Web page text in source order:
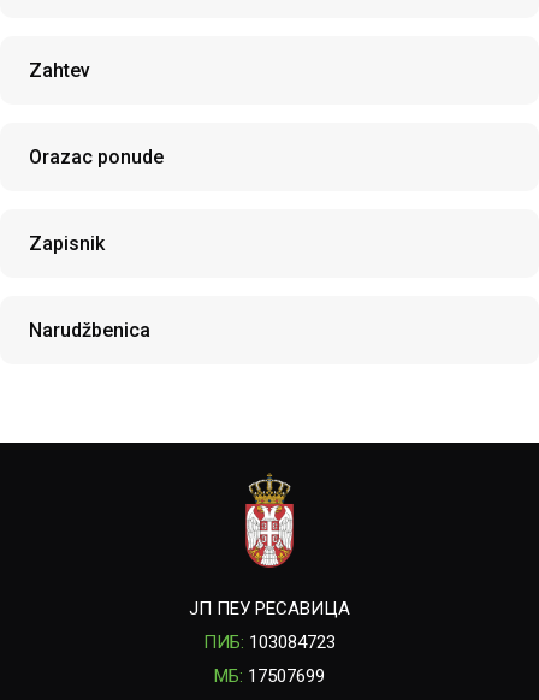
Zahtev
Orazac ponude
Zapisnik
Narudžbenica
ЈП ПЕУ РЕСАВИЦА
ПИБ: 103084723
МБ: 17507699